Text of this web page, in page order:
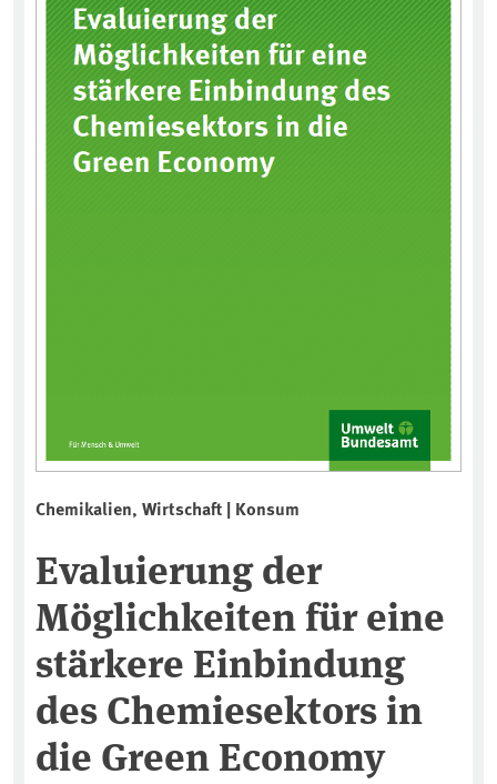
Chemikalien, Wirtschaft | Konsum
Evaluierung der
Möglichkeiten für eine
stärkere Einbindung
des Chemiesektors in
die Green Economy